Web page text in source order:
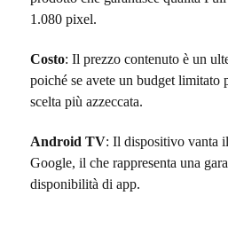
1.080 pixel.
Costo: Il prezzo contenuto è un
poiché se avete un budget limitato
scelta più azzeccata.
Android TV: Il dispositivo vanta
Google, il che rappresenta una
disponibilità di app.